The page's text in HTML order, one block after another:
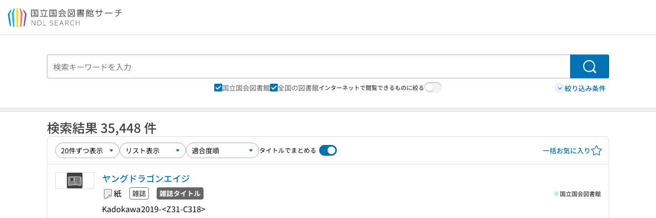
本文へ移動
検索
国立国会図書館 全国の図書館インターネットで閲覧できるものに絞る 絞り込み条件
検索結果 35,448 件
タイトルでまとめる 一括お気に入り
ヤングドラゴンエイジ
紙 雑誌 雑誌タイトル
Kadokawa2019-<Z31-C318>
国立国会図書館